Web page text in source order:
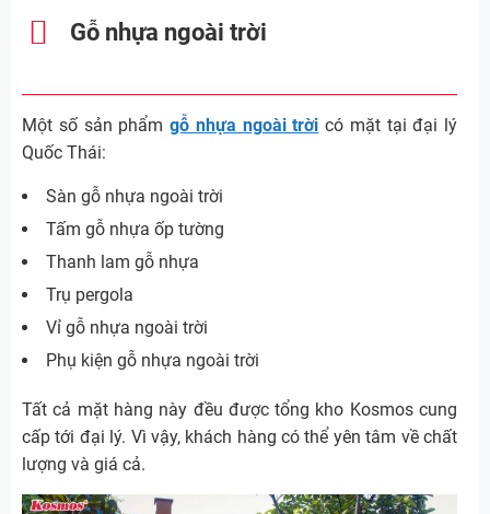
Gỗ nhựa ngoài trời
Một số sản phẩm gỗ nhựa ngoài trời có mặt tại đại lý
Quốc Thái:
Sàn gỗ nhựa ngoài trời
Tấm gỗ nhựa ốp tường
Thanh lam gỗ nhựa
Trụ pergola
Vỉ gỗ nhựa ngoài trời
Phụ kiện gỗ nhựa ngoài trời
Tất cả mặt hàng này đều được tổng kho Kosmos cung
cấp tới đại lý. Vì vậy, khách hàng có thể yên tâm về chất
lượng và giá cả.